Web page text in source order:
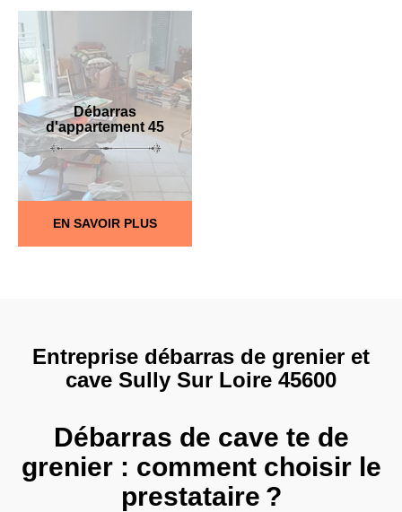
Débarras
d'appartement 45
EN SAVOIR PLUS
Entreprise débarras de grenier et
cave Sully Sur Loire 45600
Débarras de cave te de
grenier : comment choisir le
prestataire ?